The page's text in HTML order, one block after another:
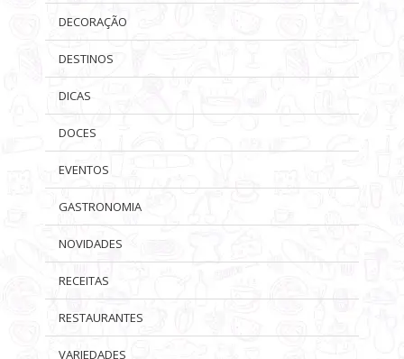
DECORAÇÃO
DESTINOS
DICAS
DOCES
EVENTOS
GASTRONOMIA
NOVIDADES
RECEITAS
RESTAURANTES
VARIEDADES